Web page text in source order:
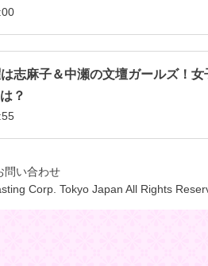
は志麻子＆中瀬の文壇ガールズ！
？
問い合わせ
Corp. Tokyo Japan All Rights